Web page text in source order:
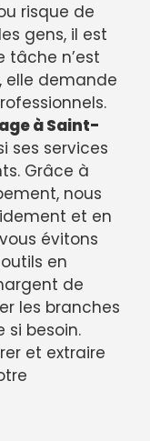
risque de
gens, il est
tâche n’est
elle demande
à Saint-
ses services
Grâce à
nous
et en
évitons
en
de
les branches
si besoin.
et extraire